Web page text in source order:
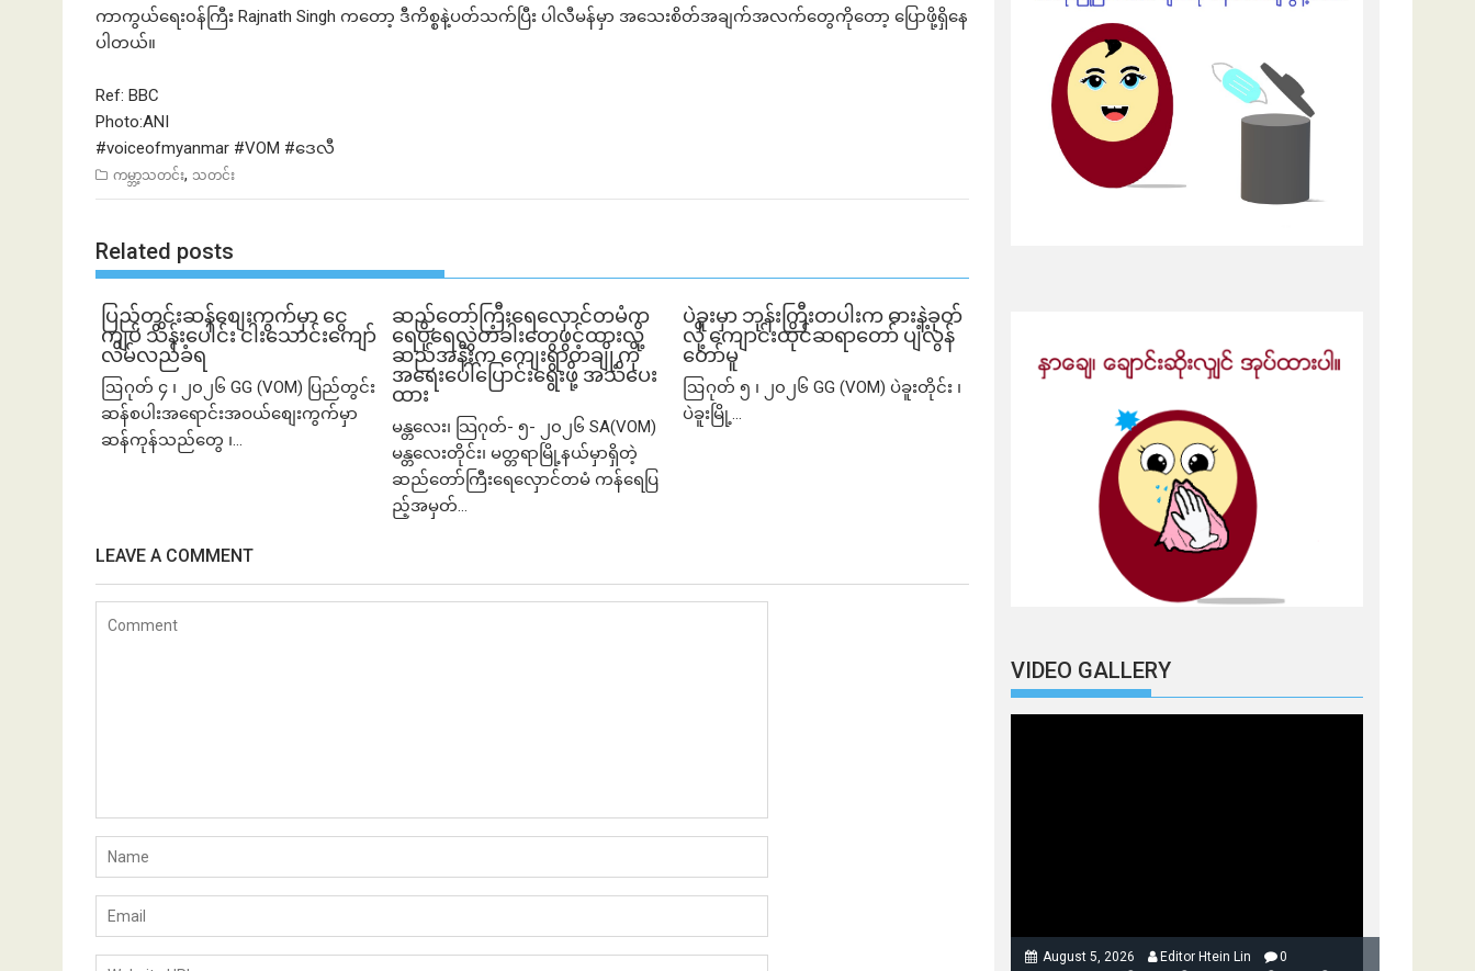
ကာကွယ်ရေး၀န်ကြီး Rajnath Singh ကတော့ ဒီကိစ္စနဲ့ပတ်သက်ပြီး ပါလီမန်မှာ အသေးစိတ်အချက်အလက်တွေကိုတော့ ပြောဖို့ရှိနေ
ပါတယ်။
Ref: BBC
Photo:ANI
#voiceofmyanmar #VOM #ဒေလီ
ကမ္ဘာ့သတင်း, သတင်း
Related posts
ပြည်တွင်းဆန်စျေးကွက်မှာ ငွေ
ကျပ် သိန်းပေါင်း ငါး​သောင်းကျော်
လိမ်လည်ခံရ
ဩဂုတ် ၄ ၊ ၂၀၂၆ GG (VOM) ပြည်တွင်း
ဆန်စပါးအရောင်းအဝယ်စျေးကွက်မှာ
ဆန်ကုန်သည်တွေ ၊...
ဆည်တော်ကြီးရေလှောင်တမံက
ရေပိုရေလွှဲတံခါးတွေဖွင့်ထားလို့
ဆည်အနီးက ကျေးရွာတချို့ကို
အရေးပေါ်ပြောင်းရွေးဖို့ အသိပေး
ထား
မန္တလေး၊ သြဂုတ်- ၅- ၂၀၂၆ SA(VOM)
မန္တလေးတိုင်း၊ မတ္တရာမြို့နယ်မှာရှိတဲ့
ဆည်တော်ကြီးရေလှောင်တမံ ကန်ရေပြ
ည့်အမှတ်...
ပဲခူးမှာ ဘုန်းကြီးတပါးက ဓားနဲ့ခုတ်
လို့ ကျောင်းထိုင်ဆရာတော် ပျံလွန်
တော်မူ
ဩဂုတ် ၅ ၊ ၂၀၂၆ GG (VOM) ပဲခူးတိုင်း ၊
ပဲခူးမြို့...
LEAVE A COMMENT
VIDEO GALLERY
August 5, 2026 Editor Htein Lin 0